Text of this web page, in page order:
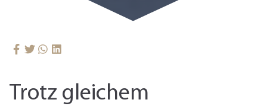
Trotz gleichem